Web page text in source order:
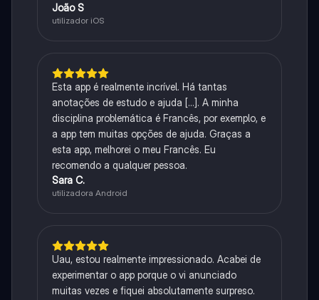
João S
utilizador iOS
Esta app é realmente incrível. Há tantas
anotações de estudo e ajuda [...]. A minha
disciplina problemática é Francês, por exemplo, e
a app tem muitas opções de ajuda. Graças a
esta app, melhorei o meu Francês. Eu
recomendo a qualquer pessoa.
Sara C.
utilizadora Android
Uau, estou realmente impressionado. Acabei de
experimentar o app porque o vi anunciado
muitas vezes e fiquei absolutamente surpreso.